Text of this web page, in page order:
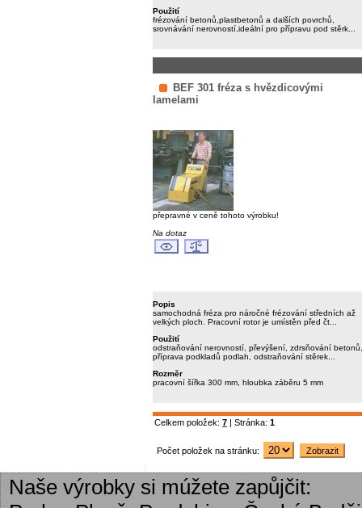
Použití
frézování betonů,plastbetonů a dalších povrchů,
srovnávání nerovností,ideální pro přípravu pod stěrk...
BEF 301 fréza s hvězdicovými
lamelami
přepravné v ceně tohoto výrobku!
Na dotaz
Popis
samochodná fréza pro náročné frézování středních až
velkých ploch. Pracovní rotor je umístěn před čt...
Použití
odstraňování nerovností, převýšení, zdrsňování betonů,
příprava podkladů podlah, odstraňování stěrek...
Rozměr
pracovní šířka 300 mm, hloubka záběru 5 mm
Celkem položek: 7 | Stránka: 1
Počet položek na stránku:
Naše výrobky si múžete zapůjčit: